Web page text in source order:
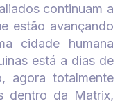
continuam a
estão avançando
cidade humana
está a dias de
agora totalmente
dentro da Matrix,